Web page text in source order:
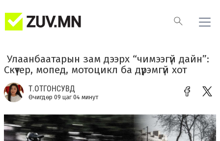
​ Улаанбаатарын зам дээрх “чимээгүй дайн”:
Скүүтер, мопед, мотоцикл ба дүрэмгүй хот
Т.ОТГОНСУВД
Өчигдөр 09 цаг 04 минут